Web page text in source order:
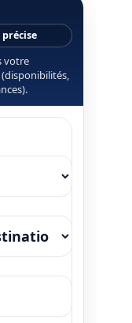
précise
votre